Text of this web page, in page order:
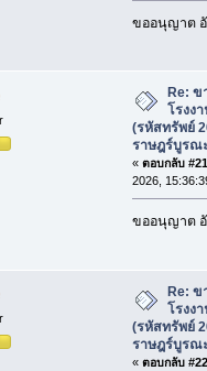
ขออนุญาต
Re:
โรงง
(รหัสทรัพย์
ราษฎร์บูรณ
« ตอบกลับ
2026,
ขออนุญาต
Re: ข
โรงง
(รหัสทรัพย์
ราษฎร์บูรณ
« ตอบกลับ